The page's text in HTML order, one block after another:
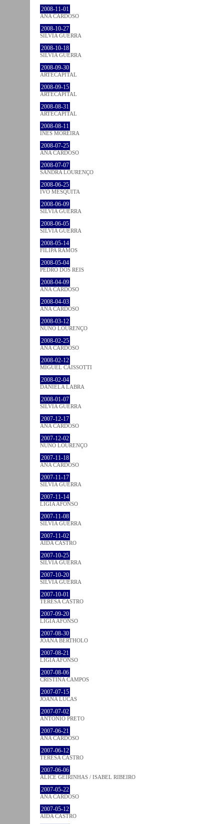
2008-11-01
ANA CARDOSO
2008-10-27
SÍLVIA GUERRA
2008-10-18
SÍLVIA GUERRA
2008-09-30
ARTECAPITAL
2008-09-15
ARTECAPITAL
2008-08-31
ARTECAPITAL
2008-08-11
INÊS MOREIRA
2008-07-25
ANA CARDOSO
2008-07-07
SANDRA LOURENÇO
2008-06-25
IVO MESQUITA
2008-06-09
SÍLVIA GUERRA
2008-06-05
SÍLVIA GUERRA
2008-05-14
FILIPA RAMOS
2008-05-04
PEDRO DOS REIS
2008-04-09
ANA CARDOSO
2008-04-03
ANA CARDOSO
2008-03-12
NUNO LOURENÇO
2008-02-25
ANA CARDOSO
2008-02-12
MIGUEL CAISSOTTI
2008-02-04
DANIELA LABRA
2008-01-07
SÍLVIA GUERRA
2007-12-17
ANA CARDOSO
2007-12-02
NUNO LOURENÇO
2007-11-18
ANA CARDOSO
2007-11-17
SÍLVIA GUERRA
2007-11-14
LÍGIA AFONSO
2007-11-08
SÍLVIA GUERRA
2007-11-02
AIDA CASTRO
2007-10-25
SÍLVIA GUERRA
2007-10-20
SÍLVIA GUERRA
2007-10-01
TERESA CASTRO
2007-09-20
LÍGIA AFONSO
2007-08-30
JOANA BÉRTHOLO
2007-08-21
LÍGIA AFONSO
2007-08-06
CRISTINA CAMPOS
2007-07-15
JOANA LUCAS
2007-07-02
ANTÓNIO PRETO
2007-06-21
ANA CARDOSO
2007-06-12
TERESA CASTRO
2007-06-06
ALICE GEIRINHAS / ISABEL RIBEIRO
2007-05-22
ANA CARDOSO
2007-05-12
AIDA CASTRO